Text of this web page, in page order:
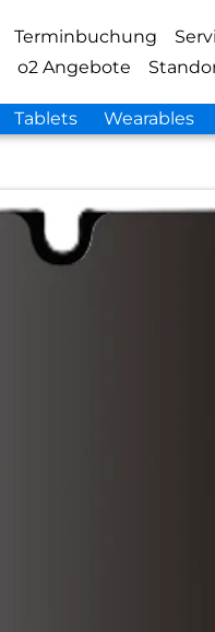
Terminbuchung
o2 Angebote
Tablets Wearables